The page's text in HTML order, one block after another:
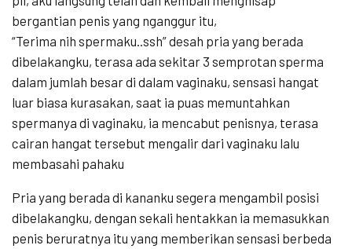
bergantian penis yang nganggur itu,
“Terima nih spermaku..ssh” desah pria yang berada
dibelakangku, terasa ada sekitar 3 semprotan sperma
dalam jumlah besar di dalam vaginaku, sensasi hangat
luar biasa kurasakan, saat ia puas memuntahkan
spermanya di vaginaku, ia mencabut penisnya, terasa
cairan hangat tersebut mengalir dari vaginaku lalu
membasahi pahaku
Pria yang berada di kananku segera mengambil posisi
dibelakangku, dengan sekali hentakkan ia memasukkan
penis beruratnya itu yang memberikan sensasi berbeda